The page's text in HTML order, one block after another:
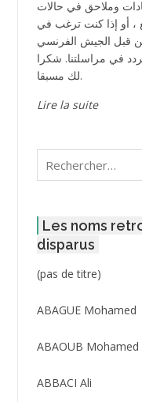
وملاحق في حالات
، أو إذا كنت ترغب في
قبل الجيش الفرنسي
عام 1957 ، فلا تتردد في مراسلتنا. شكرا
لك مسبقا.
Lire la suite
Rechercher :
Les noms
disparus
(pas de titre)Post
3416
ABAGUE Mohamed
ABAOUB
ABBACI Ali